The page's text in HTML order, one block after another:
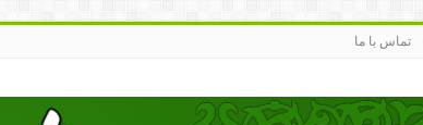
تماس با ما